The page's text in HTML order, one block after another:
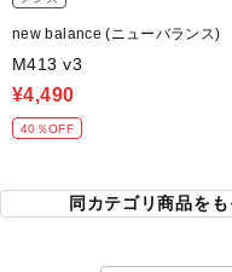
new balance (ニューバランス)
M413 v3
¥4,490
40％OFF
同カテゴリ商品を